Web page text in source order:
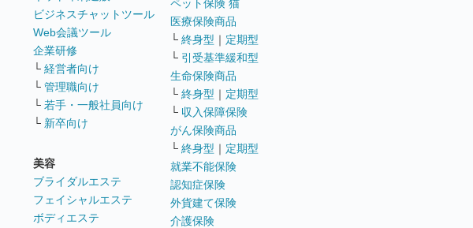
ビジネスチャットツール
Web会議ツール
企業研修
└ 経営者向け
└ 管理職向け
└ 若手・一般社員向け
└ 新卒向け
美容
ブライダルエステ
フェイシャルエステ
ボディエステ
ペット保険 猫
医療保険商品
└ 終身型 ｜ 定期型
└ 引受基準緩和型
生命保険商品
└ 終身型 ｜ 定期型
└ 収入保障保険
がん保険商品
└ 終身型 ｜ 定期型
就業不能保険
認知症保険
外貨建て保険
介護保険